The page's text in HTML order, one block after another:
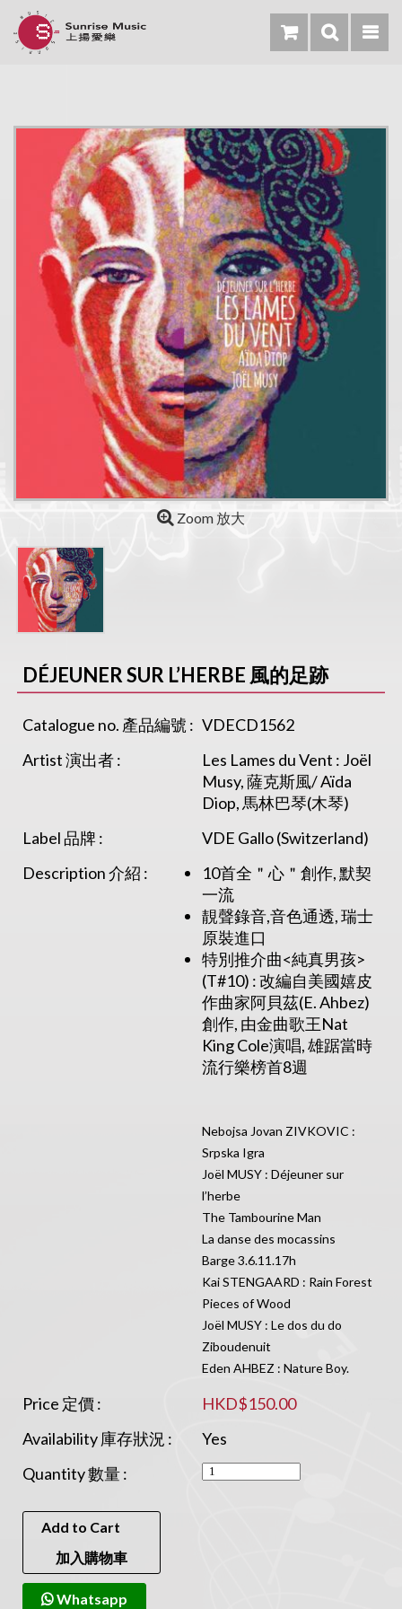
Zoom 放大
DÉJEUNER SUR L’HERBE 風的足跡
Catalogue no. 產品編號 : VDECD1562
Artist 演出者 :
Les Lames du Vent : Joël
Musy, 薩克斯風/ Aïda
Diop, 馬林巴琴(木琴)
Label 品牌 :
VDE Gallo (Switzerland)
Description 介紹 :
10首全＂心＂創作, 默契
一流
靚聲錄音,音色通透, 瑞士
原裝進口
特別推介曲<純真男孩>
(T#10) : 改編自美國嬉皮
作曲家阿貝茲(E. Ahbez)
創作, 由金曲歌王Nat
King Cole演唱, 雄踞當時
流行樂榜首8週
Nebojsa Jovan ZIVKOVIC :
Srpska Igra
Joël MUSY : Déjeuner sur
l’herbe
The Tambourine Man
La danse des mocassins
Barge 3.6.11.17h
Kai STENGAARD : Rain Forest
Pieces of Wood
Joël MUSY : Le dos du do
Ziboudenuit
Eden AHBEZ : Nature Boy.
Price 定價 :
HKD$150.00
Availability 庫存狀況 :
Yes
Quantity 數量 :
Add to Cart
加入購物車
Whatsapp